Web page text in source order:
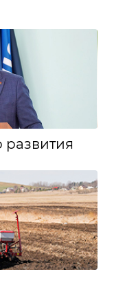
развития